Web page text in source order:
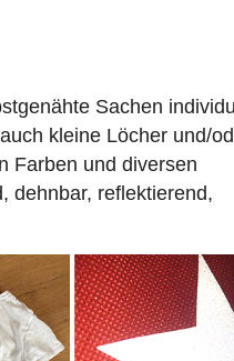
Sachen
kleine Löcher und/
Farben und diversen
dehnbar, reflektierend,